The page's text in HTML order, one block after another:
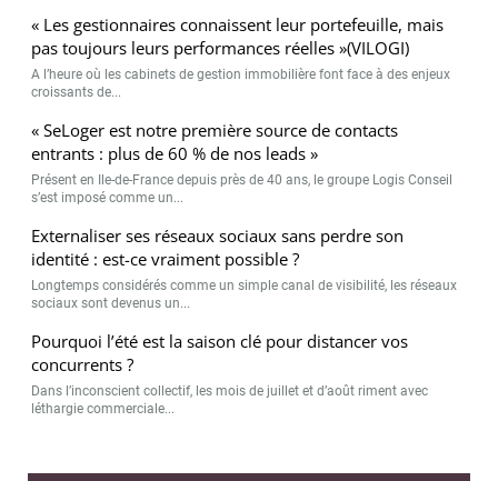
« Les gestionnaires connaissent leur portefeuille, mais
pas toujours leurs performances réelles »(VILOGI)
A l’heure où les cabinets de gestion immobilière font face à des enjeux
croissants de...
« SeLoger est notre première source de contacts
entrants : plus de 60 % de nos leads »
Présent en Ile-de-France depuis près de 40 ans, le groupe Logis Conseil
s’est imposé comme un...
Externaliser ses réseaux sociaux sans perdre son
identité : est-ce vraiment possible ?
Longtemps considérés comme un simple canal de visibilité, les réseaux
sociaux sont devenus un...
Pourquoi l’été est la saison clé pour distancer vos
concurrents ?
Dans l’inconscient collectif, les mois de juillet et d’août riment avec
léthargie commerciale...